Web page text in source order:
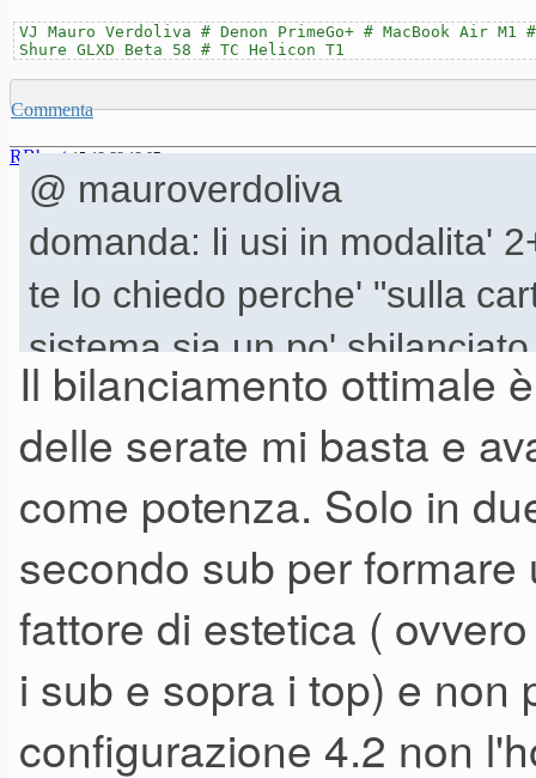
VJ Mauro Verdoliva # Denon PrimeGo+ # MacBook Air
Shure GLXD Beta 58 # TC Helicon T1
Commenta
RBbeat 15-12-23 12.07
@ mauroverdoliva
domanda: li usi in modalita'
te lo chiedo perche' "sulla
sistema sia un po'
sovrastare i due sub, mi
Il bilanciamento ottimale
delle serate mi basta e
come potenza. Solo in
secondo sub per
fattore di estetica (
i sub e sopra i top) e
configurazione 4.2 non